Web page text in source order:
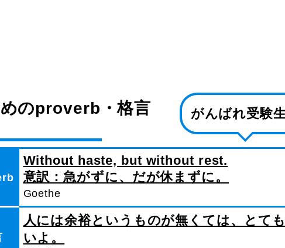
のproverb・格言 がんばれ受験
Without haste, but without rest.
意訳：急がずに、だが休まずに。
Goethe
人には余裕というものが無くては、とて
いよ。